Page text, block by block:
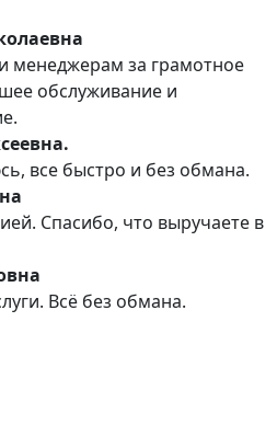
менеджерам за грамотное
обслуживание и
все быстро и без обмана.
Спасибо, что выручаете в
Всё без обмана.